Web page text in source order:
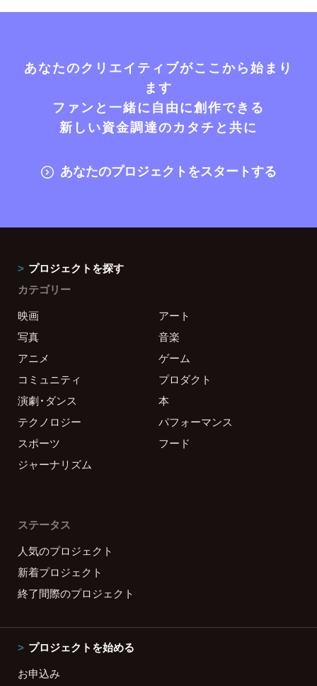
あなたのクリエイティブがここから始まり
ます
ファンと一緒に自由に創作できる
新しい資金調達のカタチと共に
あなたのプロジェクトをスタートする
プロジェクトを探す
カテゴリー
映画
アート
写真
音楽
アニメ
ゲーム
コミュニティ
プロダクト
演劇・ダンス
本
テクノロジー
パフォーマンス
スポーツ
フード
ジャーナリズム
ステータス
人気のプロジェクト
新着プロジェクト
終了間際のプロジェクト
プロジェクトを始める
お申込み